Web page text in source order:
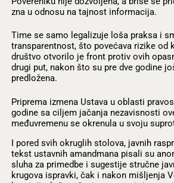
zna u odnosu na tajnost informacija.
Time se samo legalizuje loša praksa i
transparentnost, što povećava rizike od
društvo otvorilo je front protiv ovih
drugi put, nakon što su pre dve godine
predložena.
Priprema izmena Ustava u oblasti
godine sa ciljem jačanja nezavisnosti
međuvremenu se okrenula u svoju
I pored svih okruglih stolova, javnih
tekst ustavnih amandmana pisali su
sluha za primedbe i sugestije stručne
krugova ispravki, čak i nakon mišljenja